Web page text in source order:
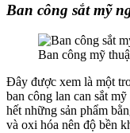
Ban công sắt mỹ
Ban công mỹ
Đây được xem là một
ban công lan can sắt
hết những sản phẩm
và oxi hóa nên độ bền